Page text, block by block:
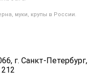
муки, крупы в России.
г. Санкт-Петербург,
данных